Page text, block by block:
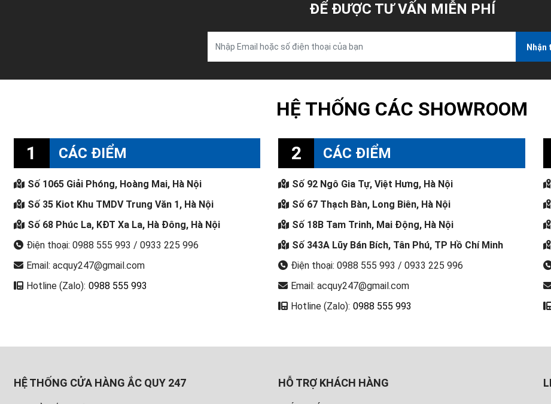
ĐỂ ĐƯỢC TƯ VẤN MIỄN PHÍ
Nhận
HỆ THỐNG CÁC SHOWROOM
1 CÁC ĐIỂM
Số 1065 Giải Phóng, Hoàng Mai, Hà Nội
Số 35 Kiot Khu TMDV Trung Văn 1, Hà Nội
Số 68 Phúc La, KĐT Xa La, Hà Đông, Hà Nội
Điện thoại: 0988 555 993 / 0933 225 996
Email: acquy247@gmail.com
Hotline (Zalo): 0988 555 993
2 CÁC ĐIỂM
Số 92 Ngô Gia Tự, Việt Hưng, Hà Nội
Số 67 Thạch Bàn, Long Biên, Hà Nội
Số 18B Tam Trinh, Mai Động, Hà Nội
Số 343A Lũy Bán Bích, Tân Phú, TP Hồ Chí Minh
Điện thoại: 0988 555 993 / 0933 225 996
Email: acquy247@gmail.com
Hotline (Zalo): 0988 555 993
HỆ THỐNG CỬA HÀNG ẮC QUY 247 HỖ TRỢ KHÁCH HÀNG